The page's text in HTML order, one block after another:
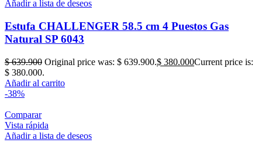
Añadir a lista de deseos
Estufa CHALLENGER 58.5 cm 4 Puestos Gas
Natural SP 6043
$639.900 Original price was: $ 639.900.$ 380.000Current price is:
$ 380.000.
Añadir al carrito
-38%
Comparar
Vista rápida
Añadir a lista de deseos